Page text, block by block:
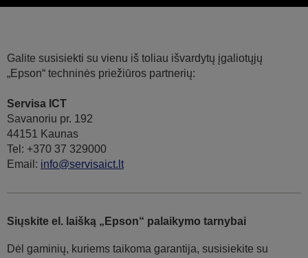
Galite susisiekti su vienu iš toliau išvardytų įgaliotųjų
„Epson“ techninės priežiūros partnerių:
Servisa ICT
Savanoriu pr. 192
44151 Kaunas
Tel: +370 37 329000
Email: info@servisaict.lt
Siųskite el. laišką „Epson“ palaikymo tarnybai
Dėl gaminių, kuriems taikoma garantija, susisiekite su